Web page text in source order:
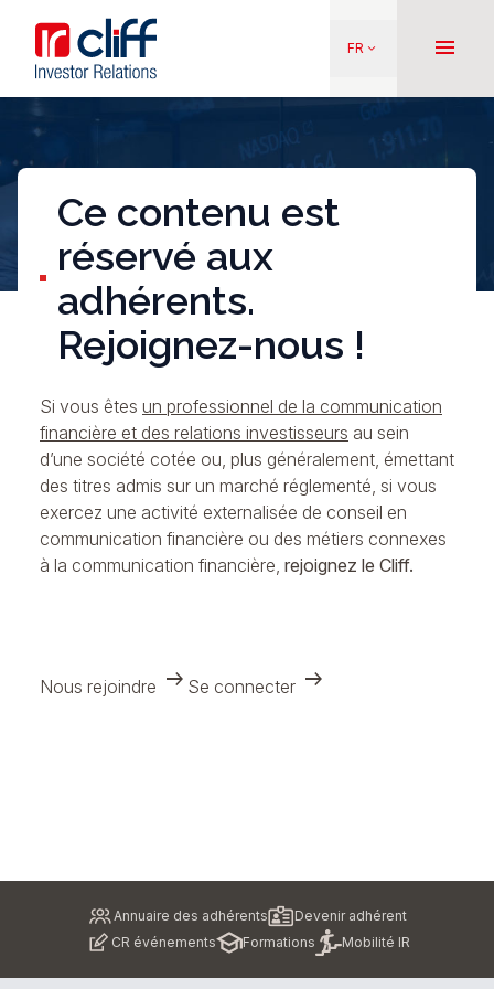
contenu
principal
Aller directement au contenu
FR keyboard_arrow_down menu
Ce contenu est
réservé aux
adhérents.
Rejoignez-nous !
Si vous êtes un professionnel de la communication
financière et des relations investisseurs au sein
d’une société cotée ou, plus généralement, émettant
des titres admis sur un marché réglementé, si vous
exercez une activité externalisée de conseil en
communication financière ou des métiers connexes
à la communication financière, rejoignez le Cliff.
Nous rejoindre arrow_right_alt Se connecter arrow_right_alt
Annuaire des adhérents
Devenir adhérent
CR événements
Formations Mobilité IR